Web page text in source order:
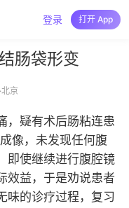
登录 打开 App
肠袋形变
京
，疑有术后肠粘连患
像，未发现任何腹
即使继续进行腹腔镜
效益，于是劝说患者
味的诊疗过程，复习